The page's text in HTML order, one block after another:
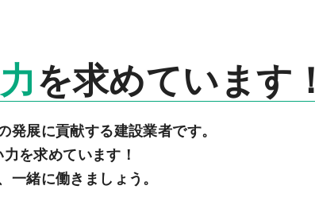
を求めています！
発展に貢献する建設業者です。
力を求めています！
一緒に働きましょう。